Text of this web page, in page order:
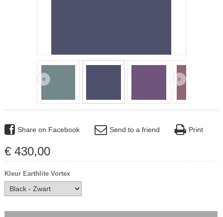
Share on Facebook Send to a friend Print
€ 430,00
Kleur Earthlite Vortex